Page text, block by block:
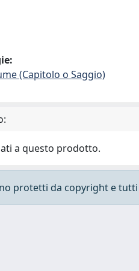
(Capitolo o Saggio)
a questo prodotto.
protetti da copyright e